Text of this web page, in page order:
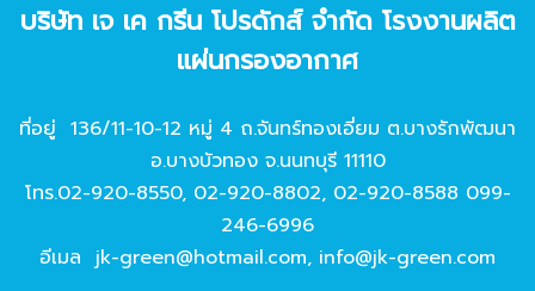
บริษัท เจ เค กรีน โปรดักส์ จํากัด โรงงานผลิต
แผ่นกรองอากาศ
ที่อยู่ 136/11-10-12 หมู่ 4 ถ.จันทร์ทองเอี่ยม ต.บางรักพัฒนา
อ.บางบัวทอง จ.นนทบุรี 11110
โทร.02-920-8550, 02-920-8802, 02-920-8588 099-
246-6996
อีเมล jk-green@hotmail.com, info@jk-green.com